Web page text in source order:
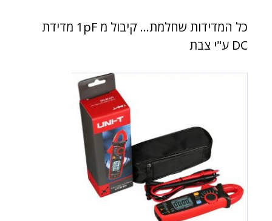
כל המדידות שחלמת… קיבול מ 1pF מדידת
DC ע"י צבת